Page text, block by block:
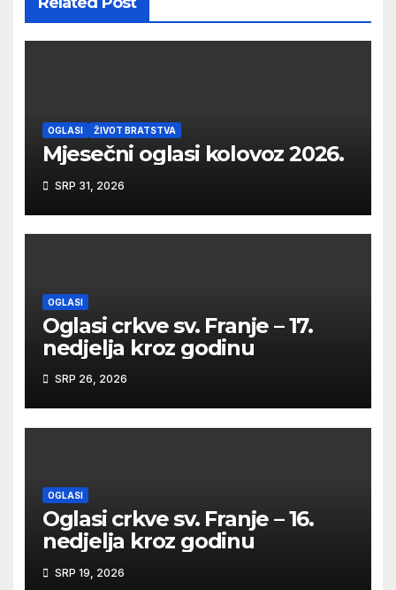
OGLASI ŽIVOT BRATSTVA
Mjesečni oglasi kolovoz 2026.
SRP 31, 2026
OGLASI
Oglasi crkve sv. Franje – 17.
nedjelja kroz godinu
SRP 26, 2026
OGLASI
Oglasi crkve sv. Franje – 16.
nedjelja kroz godinu
SRP 19, 2026